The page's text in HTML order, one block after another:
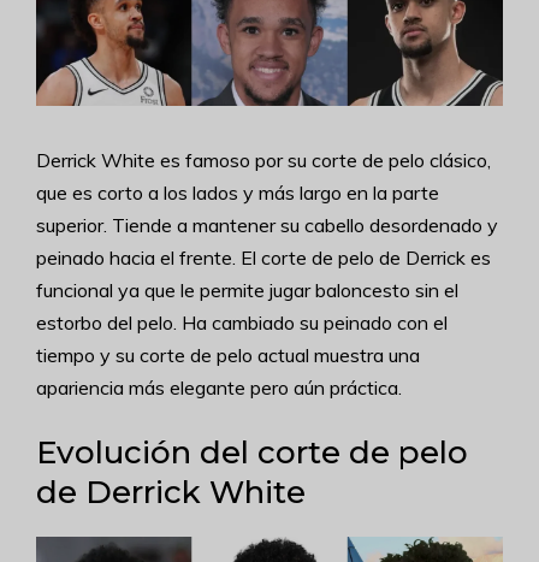
Derrick White es famoso por su corte de pelo clásico,
que es corto a los lados y más largo en la parte
superior. Tiende a mantener su cabello desordenado y
peinado hacia el frente. El corte de pelo de Derrick es
funcional ya que le permite jugar baloncesto sin el
estorbo del pelo. Ha cambiado su peinado con el
tiempo y su corte de pelo actual muestra una
apariencia más elegante pero aún práctica.
Evolución del corte de pelo
de Derrick White